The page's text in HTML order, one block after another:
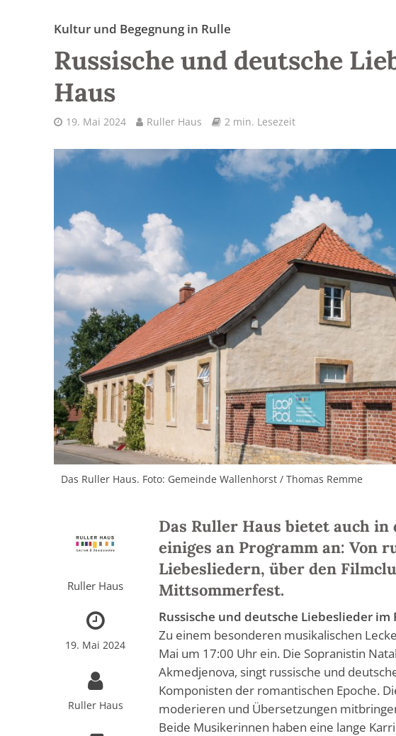
Kultur und Begegnung in Rulle
Russische und deutsche
Haus
19. Mai 2024 Ruller Haus 2 min. Lesezeit
Das Ruller Haus. Foto: Gemeinde Wallenhorst / Thomas Remme
Ruller Haus
19. Mai 2024
Ruller Haus
Das Ruller Haus bietet auch in
einiges an Programm an: Von
Liebesliedern, über den
Mittsommerfest.
Russische und deutsche Liebeslieder im
Zu einem besonderen musikalischen
Mai um 17:00 Uhr ein. Die Sopranistin
Akmedjenova, singt russische und
Komponisten der romantischen Epoche.
moderieren und Übersetzungen
Beide Musikerinnen haben eine lange